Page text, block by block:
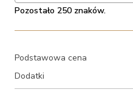
Pozostało 250 znaków.
Podstawowa cena
Dodatki